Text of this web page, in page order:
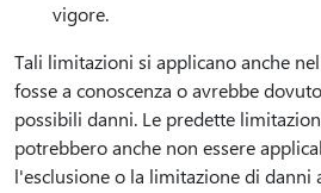
vigore.
Tali limitazioni si applicano anche
fosse a conoscenza o avrebbe
possibili danni. Le predette
potrebbero anche non essere
l'esclusione o la limitazione di danni